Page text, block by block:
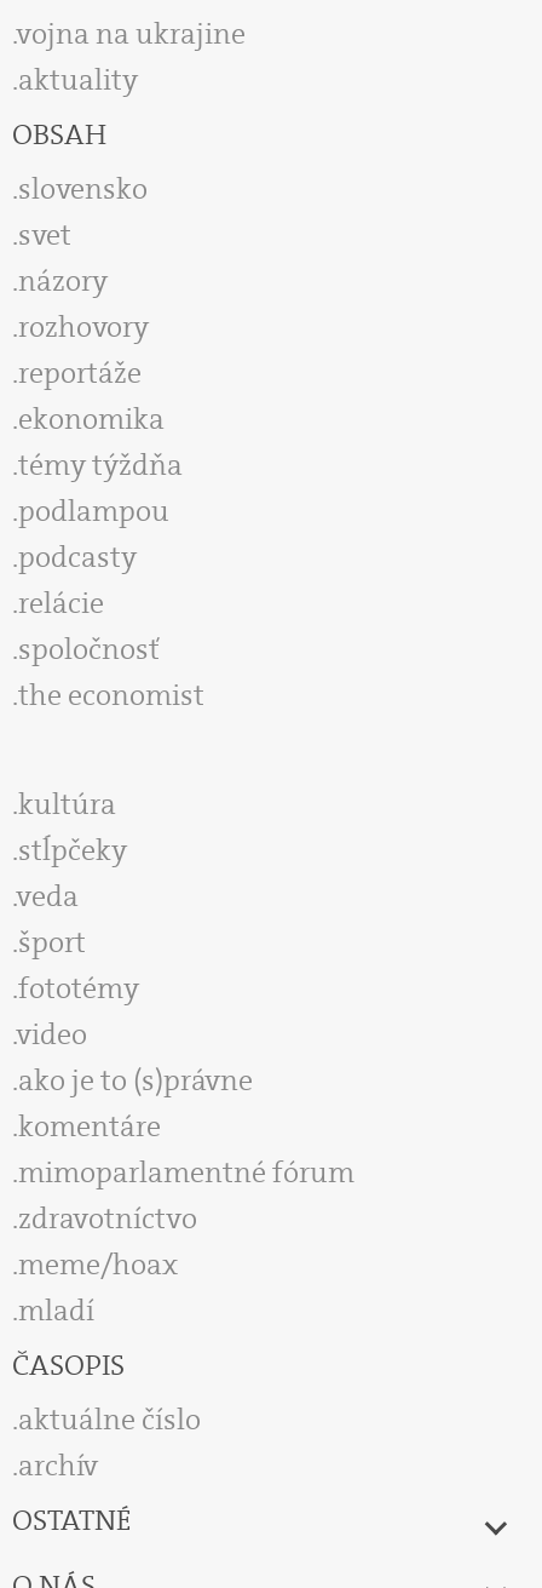
vojna na ukrajine
aktuality
OBSAH
slovensko
svet
názory
rozhovory
reportáže
ekonomika
témy týždňa
podlampou
podcasty
relácie
spoločnosť
the economist
kultúra
stĺpčeky
veda
šport
fototémy
video
ako je to (s)právne
komentáre
mimoparlamentné fórum
zdravotníctvo
meme/hoax
mladí
ČASOPIS
aktuálne číslo
archív
OSTATNÉ